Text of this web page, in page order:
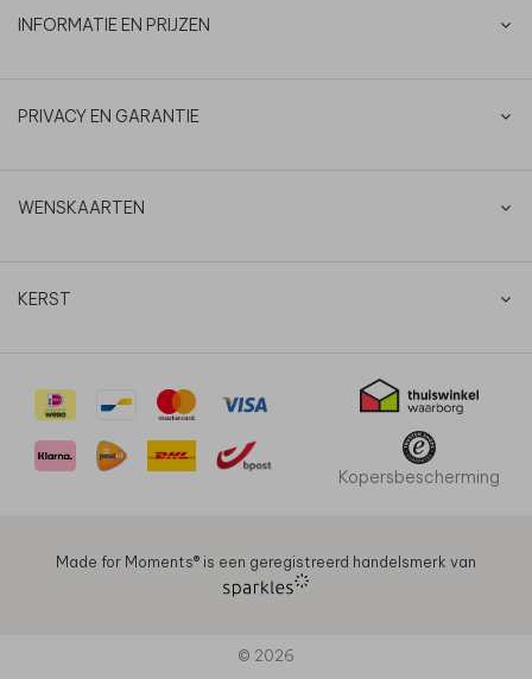
INFORMATIE EN PRIJZEN
PRIVACY EN GARANTIE
WENSKAARTEN
KERST
Kopersbescherming
Made for Moments®️ is een geregistreerd handelsmerk van
© 2026